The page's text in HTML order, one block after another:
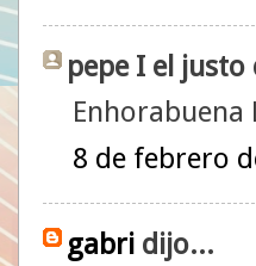
pepe I el justo
8 de febrero
gabri dijo...